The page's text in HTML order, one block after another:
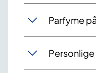
Parfyme